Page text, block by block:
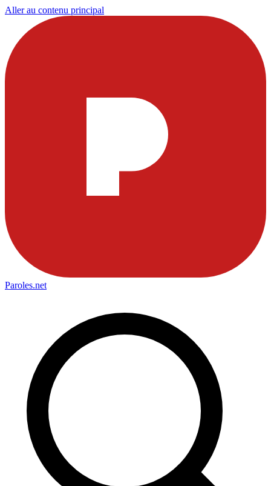
Aller au contenu principal
Paroles.net